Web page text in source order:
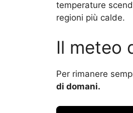
temperature
regioni più calde.
Il meteo
Per rimanere
di domani.